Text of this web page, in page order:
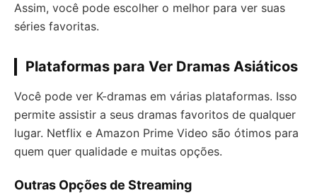
Assim, você pode escolher o melhor para ver suas
séries favoritas.
Plataformas para Ver Dramas Asiáticos
Você pode ver K-dramas em várias plataformas. Isso
permite assistir a seus dramas favoritos de qualquer
lugar. Netflix e Amazon Prime Video são ótimos para
quem quer qualidade e muitas opções.
Outras Opções de Streaming